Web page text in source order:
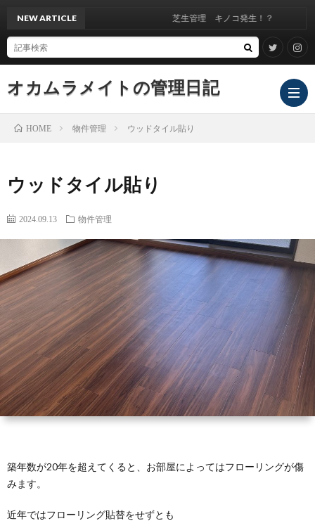
オカムラメイトの管理日記
NEW ARTICLE 芝生管理 キノコ発生！？
HOME 物件管理 ウッドタイル貼り
ウッドタイル貼り
2024.09.13 物件管理
築年数が20年を超えてくると、お部屋によってはフローリングが傷
みます。
近年ではフローリング貼替をせずとも